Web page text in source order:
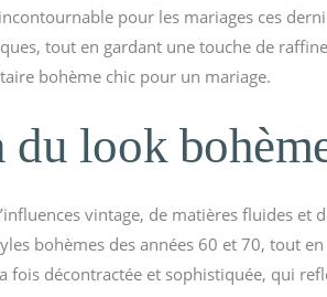
pour les mariages ces
tout en gardant une touche de
bohème chic pour un mariage.
look
vintage, de matières fluides et
bohèmes des années 60 et 70, tout
fois décontractée et sophistiquée, qui